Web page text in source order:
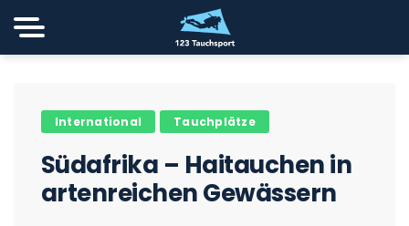
International Tauchplätze
Südafrika – Haitauchen in
artenreichen Gewässern